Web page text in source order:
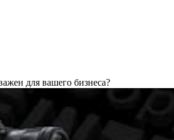
для вашего бизнеса?